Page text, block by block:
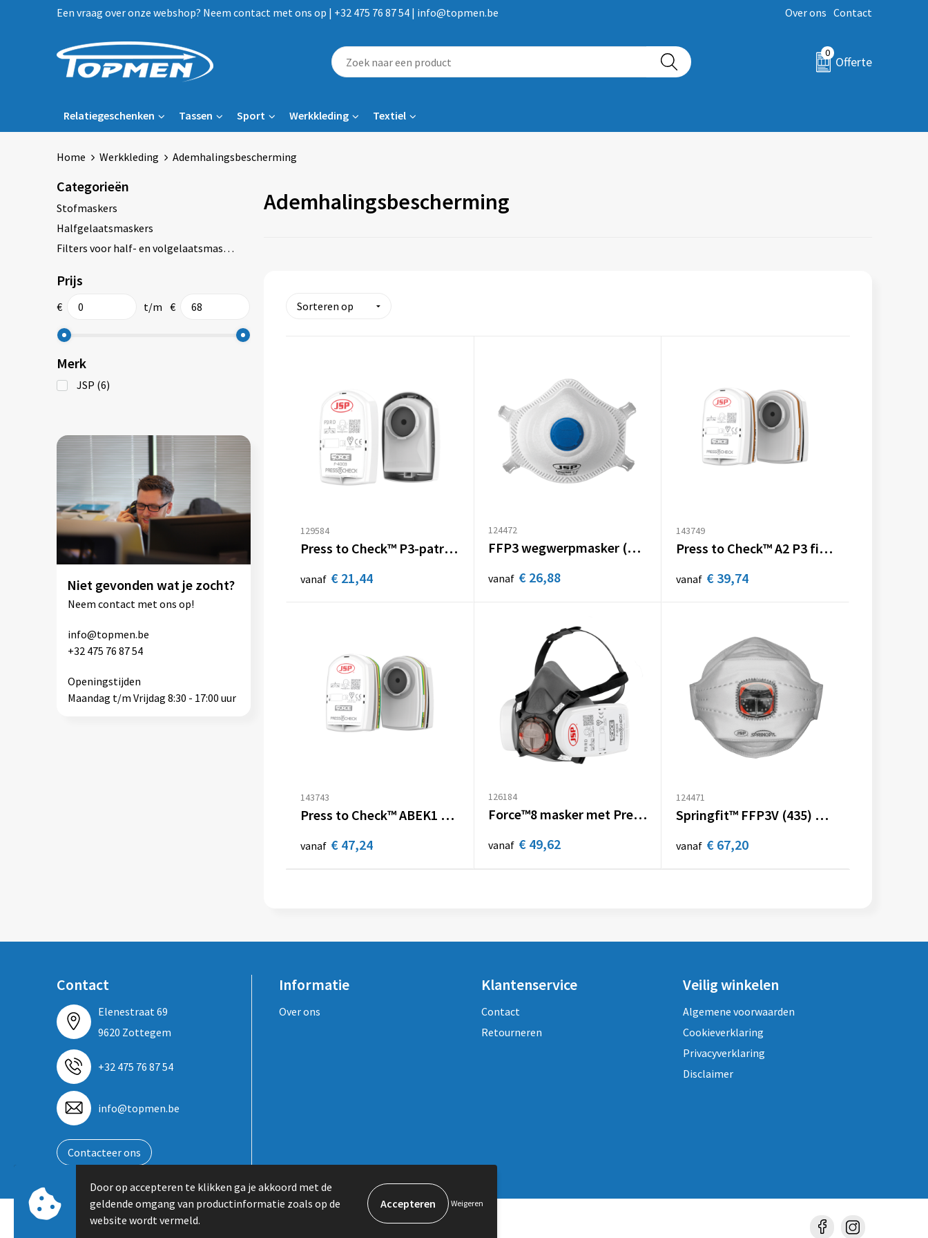
Een vraag over onze webshop? Neem contact met ons op | +32 475 76 87 54 | info@topmen.be Over ons Contact
0
Offerte
Relatiegeschenken Tassen Sport Werkkleding Textiel
Home Werkkleding Ademhalingsbescherming
Categorieën
Stofmaskers
Halfgelaatsmaskers
Filters voor half- en volgelaatsmaskers
Prijs
€ t/m €
Merk
JSP (6)
Niet gevonden wat je zocht?
Neem contact met ons op!
info@topmen.be
+32 475 76 87 54
Openingstijden
Maandag t/m Vrijdag 8:30 - 17:00 uur
Ademhalingsbescherming
129584
Press to Check™ P3-patronen / 2 stucks
vanaf € 21,44
124472
FFP3 wegwerpmasker (M632) - Verpakking van 10 stuks
vanaf € 26,88
143749
Press to Check™ A2 P3 filters / 2 stuks
vanaf € 39,74
143743
Press to Check™ ABEK1 P3 filters / 2 stuks
vanaf € 47,24
126184
Force™8 masker met Press To Check™ P3-filters
vanaf € 49,62
124471
Springfit™ FFP3V (435) 3-laags wegwerpmasker met Typhoon ventiel
vanaf € 67,20
Contact
Elenestraat 69
9620 Zottegem
+32 475 76 87 54
info@topmen.be
Contacteer ons
Informatie
Over ons
Klantenservice
Contact
Retourneren
Veilig winkelen
Algemene voorwaarden
Cookieverklaring
Privacyverklaring
Disclaimer
© Copyright Topmen BVBA 2024
Door op accepteren te klikken ga je akkoord met de
geldende omgang van productinformatie zoals op de
website wordt vermeld.
Weigeren